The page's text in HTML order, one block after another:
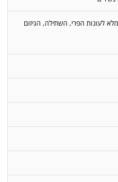
לעונות הפרי, השתילה, הגיזום